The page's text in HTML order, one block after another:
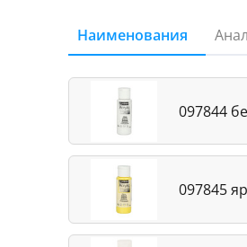
Наименования
097844
097845